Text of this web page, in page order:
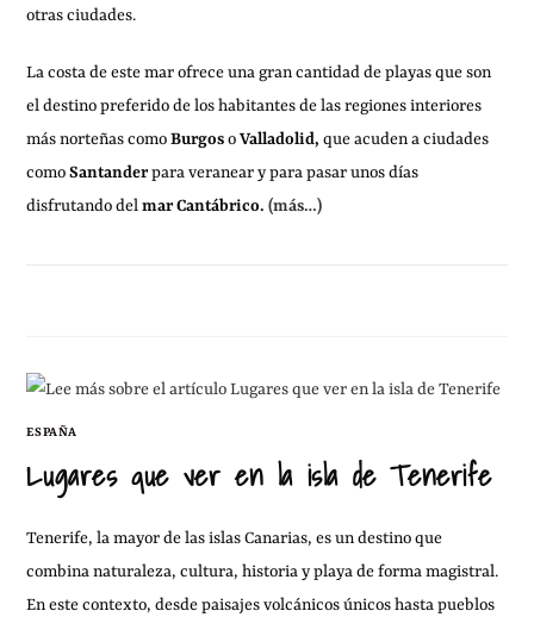
otras ciudades.
La costa de este mar ofrece una gran cantidad de playas que son
el destino preferido de los habitantes de las regiones interiores
más norteñas comoBurgosoValladolid,que acuden a ciudades
comoSantanderpara veranear y para pasar unos días
disfrutando delmar Cantábrico.(más…)
ESPAÑA
Lugares que ver en la isla de Tenerife
Tenerife, la mayor de las islas Canarias, es un destino que
combina naturaleza, cultura, historia y playa de forma magistral.
En este contexto, desde paisajes volcánicos únicos hasta pueblos